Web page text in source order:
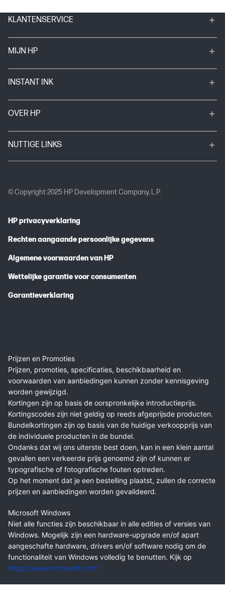
KLANTENSERVICE
MIJN HP
INSTANT INK
OVER HP
NUTTIGE LINKS
© Copyright 2025 HP Development Company, L.P.
HP privacyverklaring
Rechten aangaande persoonlijke gegevens
Algemene voorwaarden van HP
Wettelijke garantie voor consumenten
Garantieverklaring
Prijzen en Promoties
Prijzen, promoties, specificaties, beschikbaarheid en
voorwaarden van aanbiedingen kunnen zonder kennisgeving
worden gewijzigd.
Kortingen zijn op basis de oorspronkelijke introductieprijs.
Kortingscodes zijn niet geldig op reeds afgeprijsde producten.
Bundelkortingen zijn op basis van de huidige verkoopprijs van
de individuele producten in de bundel.
Ondanks dat wij ons uiterste best doen, kan in een klein aantal
gevallen een verkeerde prijs genoemd zijn of kunnen er
typografische of fotografische fouten optreden.
Op het moment dat je een bestelling plaatst, zullen de correcte
prijzen en aanbiedingen worden gevalideerd.
Microsoft Windows
Niet alle functies zijn beschikbaar in alle edities of versies van
Windows. Mogelijk zijn een hardware-upgrade en/of apart
aangeschafte hardware, drivers en/of software nodig om de
functionaliteit van Windows volledig te benutten. Kijk op
https://www.microsoft.com"